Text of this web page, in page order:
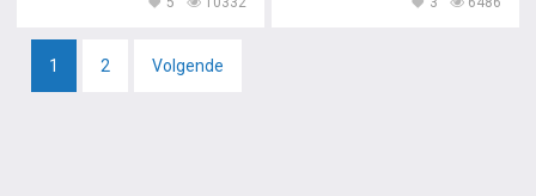
1 2 Volgende